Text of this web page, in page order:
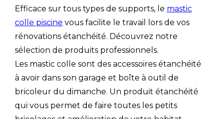
Efficace sur tous types de supports, le mastic
colle piscine vous facilite le travail lors de vos
rénovations étanchéité. Découvrez notre
sélection de produits professionnels.
Les mastic colle sont des accessoires étanchéité
à avoir dans son garage et boîte à outil de
bricoleur du dimanche. Un produit étanchéité
qui vous permet de faire toutes les petits